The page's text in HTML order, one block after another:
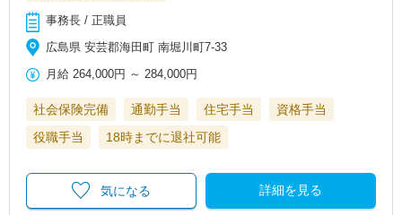
事務長 / 正職員
広島県 安芸郡海田町 南堀川町7-33
月給 264,000円 ～284,000円
社会保険完備 通勤手当 住宅手当
資格手当
役職手当
18時までに退社可能
詳細を見る
気になる